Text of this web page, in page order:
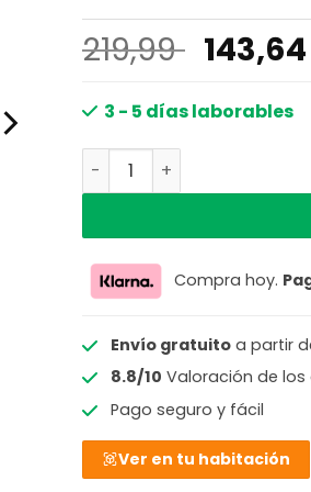
219,99 El
precio
original
143,64
3 - 5 días laborables
Araña de 6 luces negro/
Compra hoy.
Envío gratuitoa partir
8.8/10 Valoración de los
Pago seguro y fácil
Ver en tu habitación